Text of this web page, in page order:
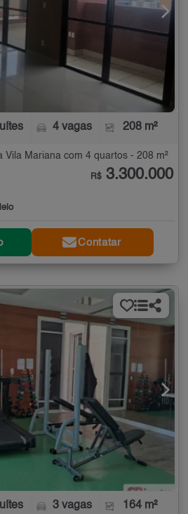
4 vagas 208 m²
Vila Mariana com 4 quartos - 208 m²
R$ 3.300.000
Contatar
3 vagas 164 m²